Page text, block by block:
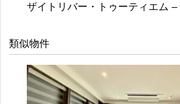
類似物件